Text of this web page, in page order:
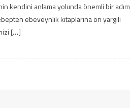
kendini anlama yolunda önemli bir adım
ebeveynlik kitaplarına ön yargılı
[…]